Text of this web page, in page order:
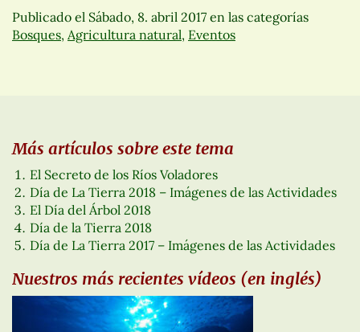
Publicado el Sábado, 8. abril 2017 en las categorías
Bosques, Agricultura natural, Eventos
Más artículos sobre este tema
El Secreto de los Ríos Voladores
Día de La Tierra 2018 – Imágenes de las Actividades
El Día del Árbol 2018
Día de la Tierra 2018
Día de La Tierra 2017 – Imágenes de las Actividades
Nuestros más recientes vídeos (en inglés)